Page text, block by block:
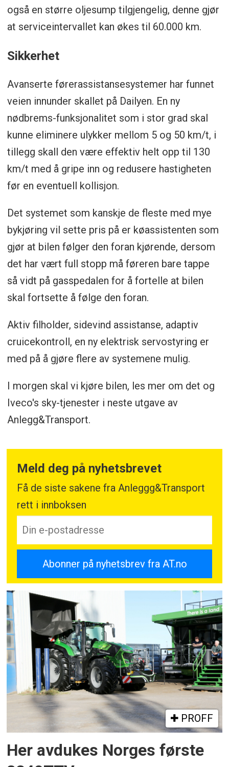
også en større oljesump tilgjengelig, denne gjør
at serviceintervallet kan økes til 60.000 km.
Sikkerhet
Avanserte førerassistansesystemer har funnet
veien innunder skallet på Dailyen. En ny
nødbrems-funksjonalitet som i stor grad skal
kunne eliminere ulykker mellom 5 og 50 km/t, i
tillegg skall den være effektiv helt opp til 130
km/t med å gripe inn og redusere hastigheten
før en eventuell kollisjon.
Det systemet som kanskje de fleste med mye
bykjøring vil sette pris på er køassistenten som
gjør at bilen følger den foran kjørende, dersom
det har vært full stopp må føreren bare tappe
så vidt på gasspedalen for å fortelle at bilen
skal fortsette å følge den foran.
Aktiv filholder, sidevind assistanse, adaptiv
cruicekontroll, en ny elektrisk servostyring er
med på å gjøre flere av systemene mulig.
I morgen skal vi kjøre bilen, les mer om det og
Iveco's sky-tjenester i neste utgave av
Anlegg&Transport.
Meld deg på nyhetsbrevet
Få de siste sakene fra Anleggg&Transport
rett i innboksen
PROFF
Her avdukes Norges første